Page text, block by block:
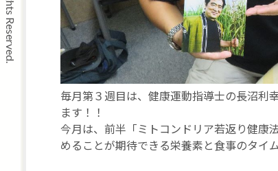
毎月第３週目は、健康運動指導士の長沼利
ます！！
今月は、前半「ミトコンドリア若返り健康
めることが期待できる栄養素と食事のタイ